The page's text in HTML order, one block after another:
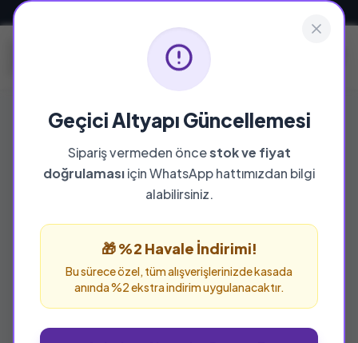
Geçici Altyapı Güncellemesi
Sipariş vermeden öncestok ve fiyat
doğrulamasıiçin WhatsApp hattımızdan bilgi
alabilirsiniz.
🎁 %2 Havale İndirimi!
Bu sürece özel, tüm alışverişlerinizde kasada
anında %2 ekstra indirim uygulanacaktır.
%25 İNDİRİM